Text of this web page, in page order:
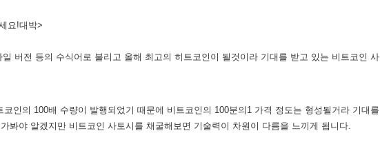
요!대박>
버전 등의 수식어로 불리고 올해 최고의 히트코인이 될것이라 기대를 받고 있는 비트코인 사
인의 100배 수량이 발행되었기 때문에 비트코인의 100분의1 가격 정도는 형성될거라 기대를
봐야 알겠지만 비트코인 사토시를 채굴해보면 기술력이 차원이 다름을 느끼게 됩니다.